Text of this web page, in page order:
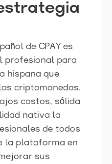
de CPAY es
profesional para
hispana que
criptomonedas.
costos, sólida
nativa la
de todos
la plataforma en
sus